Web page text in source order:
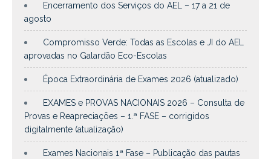
Encerramento dos Serviços do AEL – 17 a 21 de
agosto
Compromisso Verde: Todas as Escolas e JI do AEL
aprovadas no Galardão Eco-Escolas
Época Extraordinária de Exames 2026 (atualizado)
EXAMES e PROVAS NACIONAIS 2026 – Consulta de
Provas e Reapreciações – 1.ª FASE – corrigidos
digitalmente (atualização)
Exames Nacionais 1ª Fase – Publicação das pautas